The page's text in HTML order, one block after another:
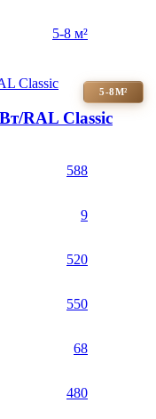
5-8 м²
5-8М²
RAL Classic
588
9
520
550
68
480